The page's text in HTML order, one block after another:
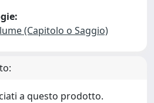
(Capitolo o Saggio)
a questo prodotto.